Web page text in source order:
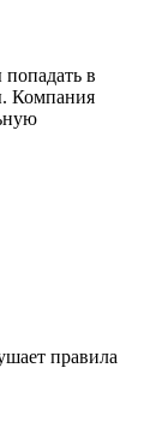
в
Компания
правила